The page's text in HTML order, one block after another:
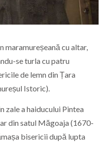
maramureșeană cu altar,
se turla cu patru
de lemn din Țara
Istoric).
zale a haiducului Pintea
din satul Măgoaja (1670-
bisericii după lupta